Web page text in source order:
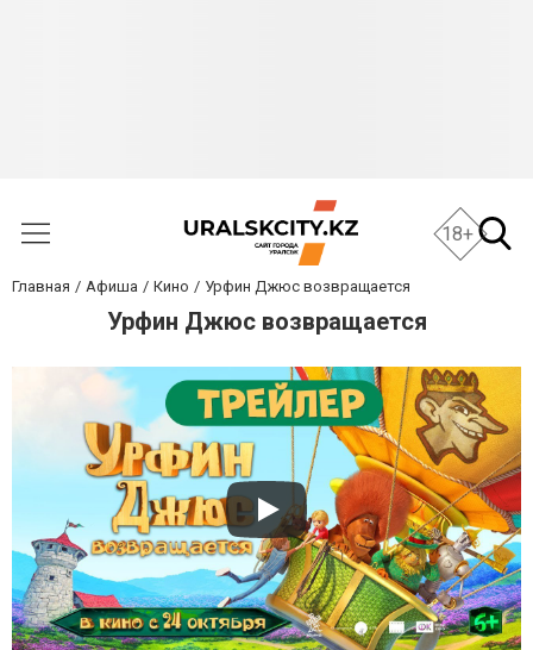
18+
Главная Афиша Кино Урфин Джюс возвращается
Урфин Джюс возвращается